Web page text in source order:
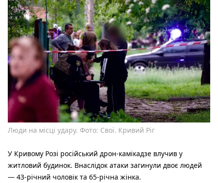
Люди на місці удару. Фото: Свої. Кривий Ріг
У Кривому Розі російський дрон-камікадзе влучив у
житловий будинок. Внаслідок атаки загинули двоє людей
— 43-річний чоловік та 65-річна жінка.